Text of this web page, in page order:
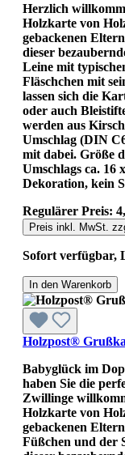
Herzlich
Holzkarte von
gebackenen
dieser
Leine mit
Fläschchen mit
lassen sich die
oder auch
werden aus
Umschlag (DIN
mit dabei. Größe
Umschlags ca.
Dekoration, kein
Regulärer Preis:
Preis inkl. MwSt.
Sofort verfügbar,
In den Warenkorb
Holzpost®
Babyglück im
haben Sie die
Zwillinge
Holzkarte von
gebackenen
Füßchen und der